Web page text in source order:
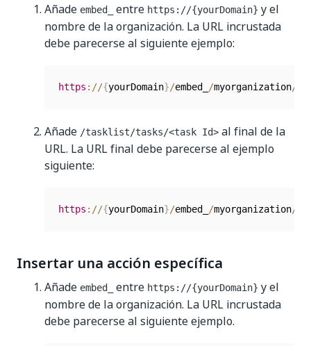
Añade embed_ entre https://{yourDomain} y el
nombre de la organización. La URL incrustada
debe parecerse al siguiente ejemplo:
https : //{yourDomain}/embed_ /myorganization/
Añade /tasklist/tasks/<task Id> al final de la
URL. La URL final debe parecerse al ejemplo
siguiente:
https : //{yourDomain}/embed_ /myorganization/
Insertar una acción específica
Añade embed_ entre https://{yourDomain} y el
nombre de la organización. La URL incrustada
debe parecerse al siguiente ejemplo.